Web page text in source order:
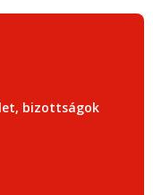
bizottságok